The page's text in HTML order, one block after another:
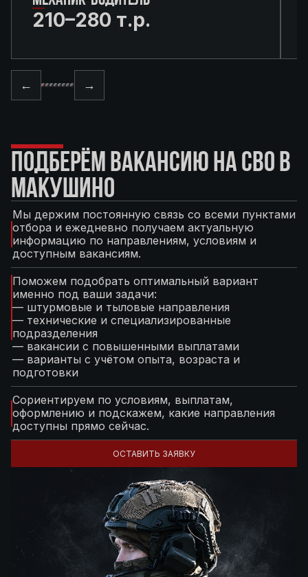
210–280 т.р.
← →
ПОДБЕРЁМ ВАКАНСИЮ НА СВО В
МАКУШИНО
Мы держим постоянную связь со всеми пунктами
отбора и ежедневно получаем актуальную
информацию по направлениям, условиям и
доступным вакансиям.
Поможем подобрать оптимальный вариант
именно под ваши задачи:
— штурмовые и тыловые направления
— технические и специализированные
подразделения
— вакансии с повышенными выплатами
— варианты с учётом опыта, возраста и
подготовки
Сориентируем по условиям, выплатам,
оформлению и подскажем, какие направления
доступны прямо сейчас.
ОСТАВИТЬ ЗАЯВКУ